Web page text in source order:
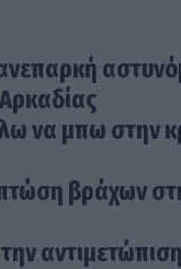
να μπω στην
βράχων